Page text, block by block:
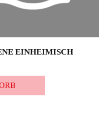
EINHEIMISCH